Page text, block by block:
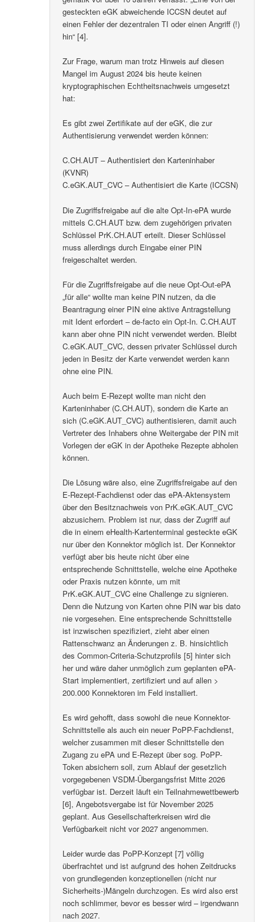
gesteckten eGK abweichende ICCSN deutet auf
einen Fehler der dezentralen TI oder einen Angriff (!)
hin“ [4].
Zur Frage, warum man trotz Hinweis auf diesen
Mangel im August 2024 bis heute keinen
kryptographischen Echtheitsnachweis umgesetzt
hat:
Es gibt zwei Zertifikate auf der eGK, die zur
Authentisierung verwendet werden können:
C.CH.AUT – Authentisiert den Karteninhaber
(KVNR)
C.eGK.AUT_CVC – Authentisiert die Karte (ICCSN)
Die Zugriffsfreigabe auf die alte Opt-In-ePA wurde
mittels C.CH.AUT bzw. dem zugehörigen privaten
Schlüssel PrK.CH.AUT erteilt. Dieser Schlüssel
muss allerdings durch Eingabe einer PIN
freigeschaltet werden.
Für die Zugriffsfreigabe auf die neue Opt-Out-ePA
„für alle“ wollte man keine PIN nutzen, da die
Beantragung einer PIN eine aktive Antragstellung
mit Ident erfordert – de-facto ein Opt-In. C.CH.AUT
kann aber ohne PIN nicht verwendet werden. Bleibt
C.eGK.AUT_CVC, dessen privater Schlüssel durch
jeden in Besitz der Karte verwendet werden kann
ohne eine PIN.
Auch beim E-Rezept wollte man nicht den
Karteninhaber (C.CH.AUT), sondern die Karte an
sich (C.eGK.AUT_CVC) authentisieren, damit auch
Vertreter des Inhabers ohne Weitergabe der PIN mit
Vorlegen der eGK in der Apotheke Rezepte abholen
können.
Die Lösung wäre also, eine Zugriffsfreigabe auf den
E-Rezept-Fachdienst oder das ePA-Aktensystem
über den Besitznachweis von PrK.eGK.AUT_CVC
abzusichern. Problem ist nur, dass der Zugriff auf
die in einem eHealth-Kartenterminal gesteckte eGK
nur über den Konnektor möglich ist. Der Konnektor
verfügt aber bis heute nicht über eine
entsprechende Schnittstelle, welche eine Apotheke
oder Praxis nutzen könnte, um mit
PrK.eGK.AUT_CVC eine Challenge zu signieren.
Denn die Nutzung von Karten ohne PIN war bis dato
nie vorgesehen. Eine entsprechende Schnittstelle
ist inzwischen spezifiziert, zieht aber einen
Rattenschwanz an Änderungen z. B. hinsichtlich
des Common-Criteria-Schutzprofils [5] hinter sich
her und wäre daher unmöglich zum geplanten ePA-
Start implementiert, zertifiziert und auf allen >
200.000 Konnektoren im Feld installiert.
Es wird gehofft, dass sowohl die neue Konnektor-
Schnittstelle als auch ein neuer PoPP-Fachdienst,
welcher zusammen mit dieser Schnittstelle den
Zugang zu ePA und E-Rezept über sog. PoPP-
Token absichern soll, zum Ablauf der gesetzlich
vorgegebenen VSDM-Übergangsfrist Mitte 2026
verfügbar ist. Derzeit läuft ein Teilnahmewettbewerb
[6], Angebotsvergabe ist für November 2025
geplant. Aus Gesellschafterkreisen wird die
Verfügbarkeit nicht vor 2027 angenommen.
Leider wurde das PoPP-Konzept [7] völlig
überfrachtet und ist aufgrund des hohen Zeitdrucks
von grundlegenden konzeptionellen (nicht nur
Sicherheits-)Mängeln durchzogen. Es wird also erst
noch schlimmer, bevor es besser wird – irgendwann
nach 2027.